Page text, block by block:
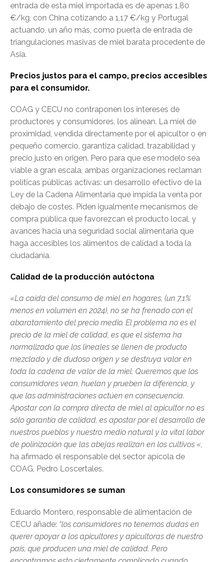
entrada de esta miel importada es de apenas 1,80
€/kg, con China cotizando a 1,17 €/kg y Portugal
actuando, un año más, como puerta de entrada de
triangulaciones masivas de miel barata procedente de
Asia.
Precios justos para el campo, precios accesibles
para el consumidor.
COAG y CECU no contraponen los intereses de
productores y consumidores, los alinean. La miel de
proximidad, vendida directamente por el apicultor o en
pequeño comercio, garantiza calidad, trazabilidad y
precio justo en origen. Pero para que ese modelo sea
viable a gran escala, ambas organizaciones reclaman
políticas públicas activas: un desarrollo efectivo de la
Ley de la Cadena Alimentaria que impida la venta por
debajo de costes. Piden igualmente mecanismos de
compra pública que favorezcan el producto local, y
avances hacia una seguridad social alimentaria que
haga accesibles los alimentos de calidad a toda la
ciudadanía.
Calidad de la producción autóctona
«La caída del consumo de miel en hogares, (un 7,1%
menos en volumen en 2024), no se ha frenado con el
abaratamiento del precio medio. El problema no es el
precio de la miel de calidad, es que el sistema ha
normalizado que los lineales se llenen de producto
mezclado y de dudoso origen y se destruya valor en
toda la cadena de valor de la miel. Queremos que los
consumidores vean, huelan y prueben la diferencia, y
que las administraciones actúen en consecuencia.
Apostar con la compra directa de miel al apicultor no es
sólo garantía de calidad, es apostar por el desarrollo de
nuestros pueblos y nuestro medio natural y la vital labor
de polinización que las abejas realizan en los cultivos «,
ha afirmado el responsable del sector apícola de
COAG, Pedro Loscertales.
Los consumidores se suman
Eduardo Montero, responsable de alimentación de
CECU añade: “los consumidores no tenemos dudas en
querer apoyar a los apicultores y apicultoras de nuestro
país, que producen una miel de calidad. Pero